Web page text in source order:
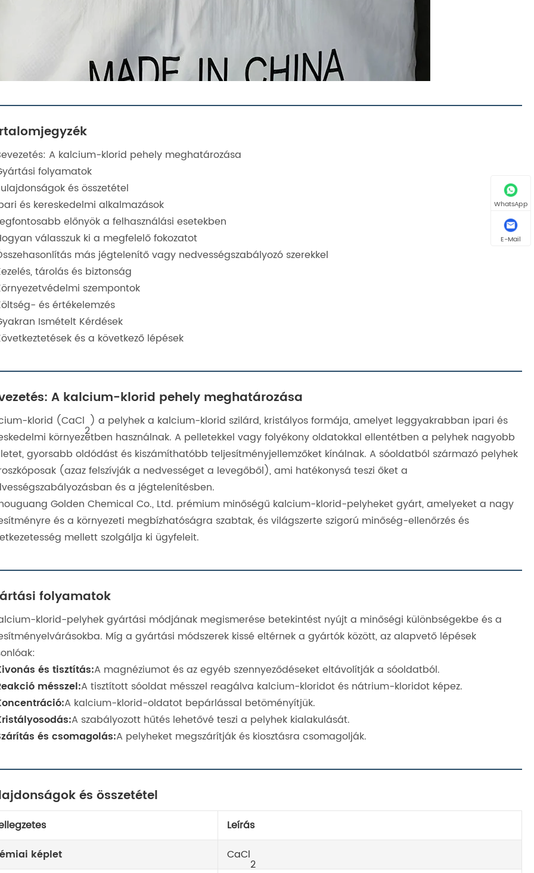
A kalcium-klorid pehely meghatározása
folyamatok
és összetétel
és kereskedelmi alkalmazások
előnyök a felhasználási esetekben
válasszuk ki a megfelelő fokozatot
más jégtelenítő vagy nedvességszabályozó szerekkel
tárolás és biztonság
szempontok
és értékelemzés
Ismételt Kérdések
és a következő lépések
A kalcium-klorid pehely meghatározása
klorid (CaCl
2
) a pelyhek a kalcium-klorid szilárd, kristályos formája, amelyet leggyakrabban ipari és
környezetben használnak. A pelletekkel vagy folyékony oldatokkal ellentétben a pelyhek nagyobb
gyorsabb oldódást és kiszámíthatóbb teljesítményjellemzőket kínálnak. A sóoldatból származó pelyhek
(azaz felszívják a nedvességet a levegőből), ami hatékonysá teszi őket a
és a jégtelenítésben.
Golden Chemical Co., Ltd. prémium minőségű kalcium-klorid-pelyheket gyárt, amelyeket a nagy
és a környezeti megbízhatóságra szabtak, és világszerte szigorú minőség-ellenőrzés és
mellett szolgálja ki ügyfeleit.
folyamatok
klorid-pelyhek gyártási módjának megismerése betekintést nyújt a minőségi különbségekbe és a
Míg a gyártási módszerek kissé eltérnek a gyártók között, az alapvető lépések
és tisztítás:A magnéziumot és az egyéb szennyeződéseket eltávolítják a sóoldatból.
mésszel:A tisztított sóoldat mésszel reagálva kalcium-kloridot és nátrium-kloridot képez.
A kalcium-klorid-oldatot bepárlással betöményítjük.
A szabályozott hűtés lehetővé teszi a pelyhek kialakulását.
és csomagolás:A pelyheket megszárítják és kiosztásra csomagolják.
és összetétel
Leírás
képlet
CaCl
2
WhatsApp
E-Mail